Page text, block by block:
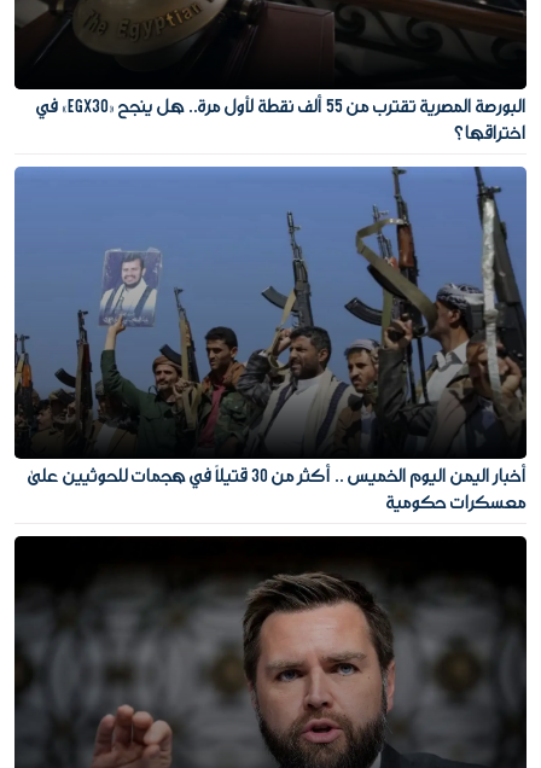
البورصة المصرية تقترب من 55 ألف نقطة لأول مرة.. هل ينجح «EGX30» في
اختراقها؟
أخبار اليمن اليوم الخميس .. أكثر من 30 قتيلًا في هجمات للحوثيين على
معسكرات حكومية